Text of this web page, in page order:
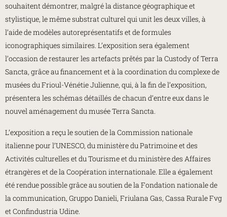
souhaitent démontrer, malgré la distance géographique et
stylistique, le même substrat culturel qui unit les deux villes, à
l’aide de modèles autoreprésentatifs et de formules
iconographiques similaires. L’exposition sera également
l’occasion de restaurer les artefacts prêtés par la Custody of Terra
Sancta, grâce au financement et à la coordination du complexe de
musées du Frioul-Vénétie Julienne, qui, à la fin de l’exposition,
présentera les schémas détaillés de chacun d’entre eux dans le
nouvel aménagement du musée Terra Sancta.
L’exposition a reçu le soutien de la Commission nationale
italienne pour l’UNESCO, du ministère du Patrimoine et des
Activités culturelles et du Tourisme et du ministère des Affaires
étrangères et de la Coopération internationale. Elle a également
été rendue possible grâce au soutien de la Fondation nationale de
la communication, Gruppo Danieli, Friulana Gas, Cassa Rurale Fvg
et Confindustria Udine.